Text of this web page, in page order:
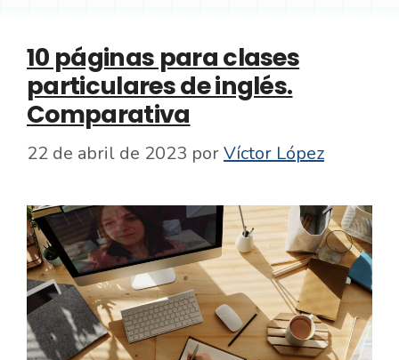
10 páginas para clases
particulares de inglés.
Comparativa
22 de abril de 2023 porVíctor López